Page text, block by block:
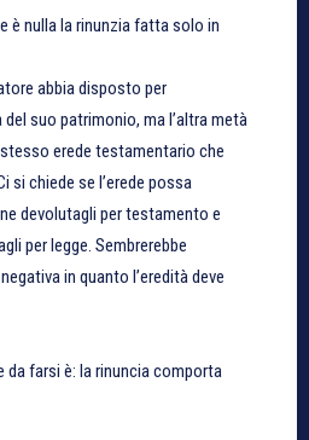
è nulla la rinunzia fatta solo in
abbia disposto per
suo patrimonio, ma l’altra metà
erede testamentario che
si chiede se l’erede possa
devolutagli per testamento e
per legge. Sembrerebbe
in quanto l’eredità deve
da farsi è: la rinuncia comporta